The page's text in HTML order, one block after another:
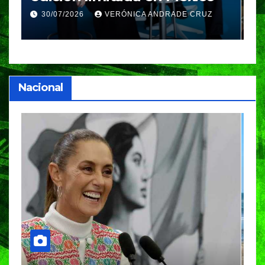
GIFF
25/07/2026 VERÓNICA ANDRADE CRUZ
Nacional